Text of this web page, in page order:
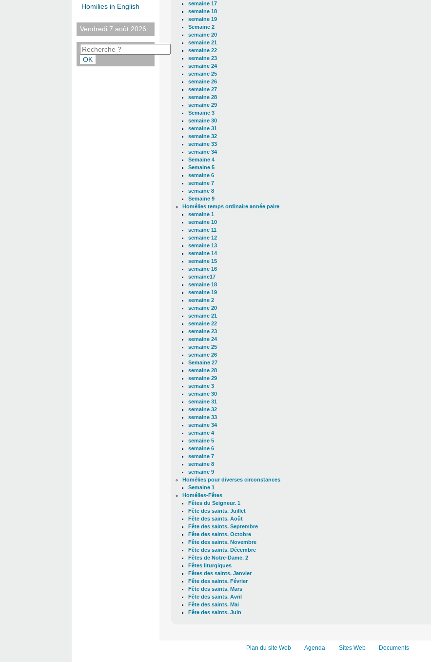
semaine 17
semaine 18
semaine 19
Semaine 2
semaine 20
semaine 21
semaine 22
semaine 23
semaine 24
semaine 25
semaine 26
semaine 27
semaine 28
semaine 29
Semaine 3
semaine 30
semaine 31
semaine 32
semaine 33
semaine 34
Semaine 4
Semaine 5
semaine 6
semaine 7
semaine 8
Semaine 9
Homélies temps ordinaire année paire
semaine 1
semaine 10
semaine 11
semaine 12
semaine 13
semaine 14
semaine 15
semaine 16
semaine17
semaine 18
semaine 19
semaine 2
semaine 20
semaine 21
semaine 22
semaine 23
semaine 24
semaine 25
semaine 26
Semaine 27
semaine 28
semaine 29
semaine 3
semaine 30
semaine 31
semaine 32
semaine 33
semaine 34
semaine 4
semaine 5
semaine 6
semaine 7
semaine 8
semaine 9
Homélies pour diverses circonstances
Semaine 1
Homélies-Fêtes
Fêtes du Seigneur. 1
Fête des saints. Juillet
Fête des saints. Août
Fête des saints. Septembre
Fête des saints. Octobre
Fête des saints. Novembre
Fête des saints. Décembre
Fêtes de Notre-Dame. 2
Fêtes liturgiques
Fêtes des saints. Janvier
Fête des saints. Février
Fête des saints. Mars
Fête des saints. Avril
Fête des saints. Mai
Fête des saints. Juin
Homilies in English
Vendredi 7 août 2026
Plan du site Web Agenda Sites Web Documents